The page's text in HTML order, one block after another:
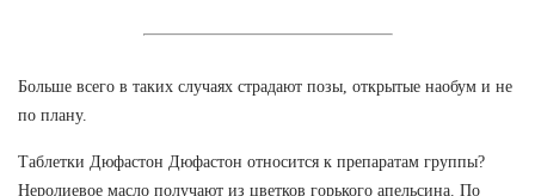
Больше всего в таких случаях страдают позы, открытые наобум и не
по плану.
Таблетки Дюфастон Дюфастон относится к препаратам группы?
Неролиевое масло получают из цветков горького апельсина. По